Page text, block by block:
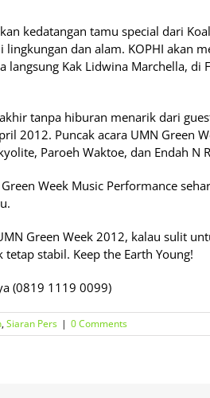
kedatangan tamu special dari
dan alam. KOPHI akan
langsung Kak Lidwina Marchella, di
tanpa hiburan menarik dari
2012. Puncak acara UMN Green
Paroeh Waktoe, dan Endah N
Week Music Performance
Green Week 2012, kalau sulit
stabil. Keep the Earth Young!
(0819 1119 0099)
,Siaran Pers | 0 Comments